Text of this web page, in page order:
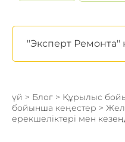
"Эксперт Ремонта"
үй > Блог > Құрылыс
бойынша кеңестер >
ерекшеліктері мен